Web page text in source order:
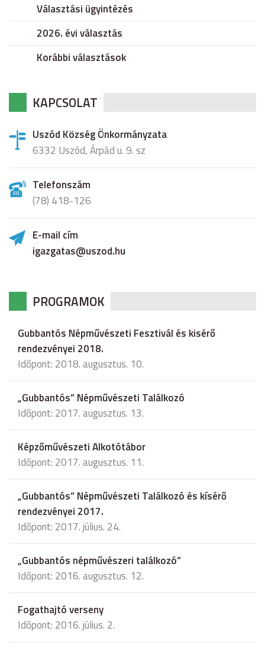
Választási ügyintézés
2026. évi választás
Korábbi választások
KAPCSOLAT
Uszód Község Önkormányzata
6332 Uszód, Árpád u. 9. sz
Telefonszám
(78) 418-126
E-mail cím
igazgatas@uszod.hu
PROGRAMOK
Gubbantós Népművészeti Fesztivál és kisérő
rendezvényei 2018.
Időpont: 2018. augusztus. 10.
„Gubbantós” Népművészeti Találkozó
Időpont: 2017. augusztus. 13.
Képzőművészeti Alkotótábor
Időpont: 2017. augusztus. 11.
„Gubbantós” Népművészeti Találkozó és kísérő
rendezvényei 2017.
Időpont: 2017. július. 24.
„Gubbantós népművészeri találkozó”
Időpont: 2016. augusztus. 12.
Fogathajtó verseny
Időpont: 2016. július. 2.